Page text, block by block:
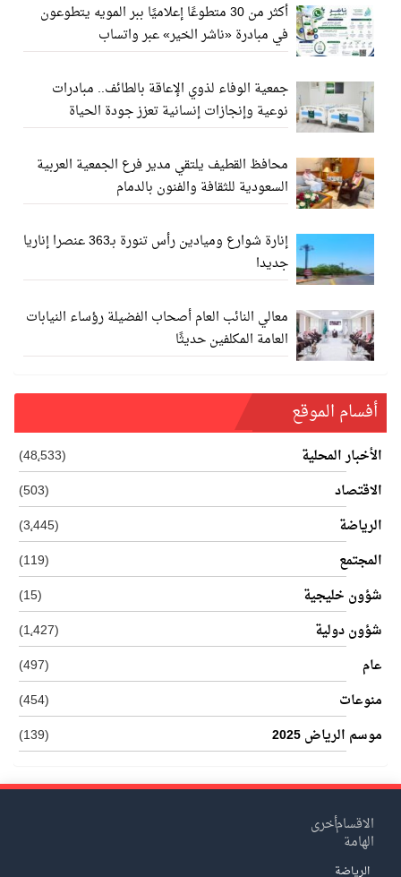
أكثر من 30 متطوعًا إعلاميًا ببر المويه يتطوعون
في مبادرة «ناشر الخير» عبر واتساب
جمعية الوفاء لذوي الإعاقة بالطائف.. مبادرات
نوعية وإنجازات إنسانية تعزز جودة الحياة
محافظ القطيف يلتقي مدير فرع الجمعية العربية
السعودية للثقافة والفنون بالدمام
إنارة شوارع وميادين رأس تنورة بـ363 عنصرا إناريا
جديدا
معالي النائب العام أصحاب الفضيلة رؤساء النيابات
العامة المكلفين حديثًا
أفسام الموقع
الأخبار المحلية
(48٬533)
الاقتصاد
(503)
الرياضة
(3٬445)
المجتمع
(119)
شؤون خليجية
(15)
شؤون دولية
(1٬427)
عام
(497)
منوعات
(454)
موسم الرياض 2025
(139)
الاقسام
الهامة
الرياضة
أخرى